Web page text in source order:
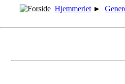
Hjemmeriet ►